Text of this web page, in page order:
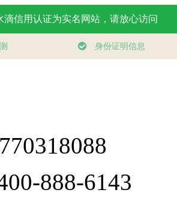
888-6143